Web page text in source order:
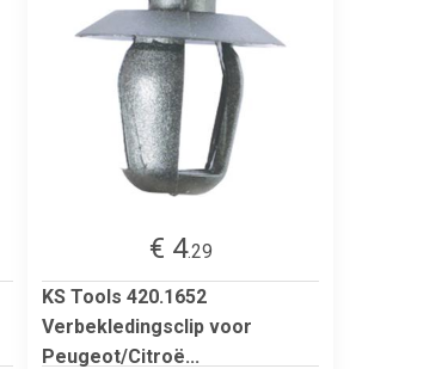
€ 4.29
KS Tools 420.1652
Verbekledingsclip voor
Peugeot/Citroë...